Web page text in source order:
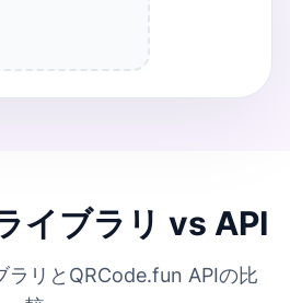
イブラリ vs API
ラリとQRCode.fun APIの比